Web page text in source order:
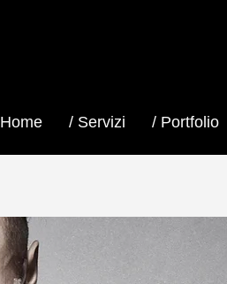
Home / Servizi / Portfolio